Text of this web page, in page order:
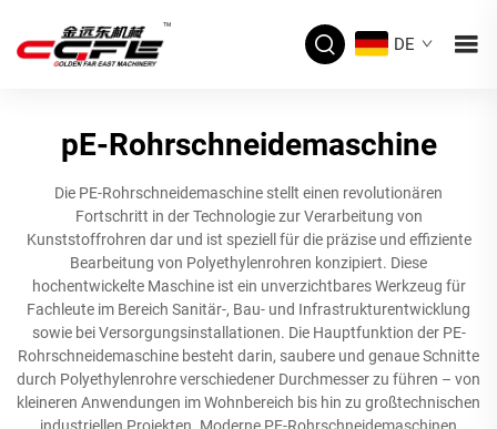
DE
pE-Rohrschneidemaschine
Die PE-Rohrschneidemaschine stellt einen revolutionären
Fortschritt in der Technologie zur Verarbeitung von
Kunststoffrohren dar und ist speziell für die präzise und effiziente
Bearbeitung von Polyethylenrohren konzipiert. Diese
hochentwickelte Maschine ist ein unverzichtbares Werkzeug für
Fachleute im Bereich Sanitär-, Bau- und Infrastrukturentwicklung
sowie bei Versorgungsinstallationen. Die Hauptfunktion der PE-
Rohrschneidemaschine besteht darin, saubere und genaue Schnitte
durch Polyethylenrohre verschiedener Durchmesser zu führen – von
kleineren Anwendungen im Wohnbereich bis hin zu großtechnischen